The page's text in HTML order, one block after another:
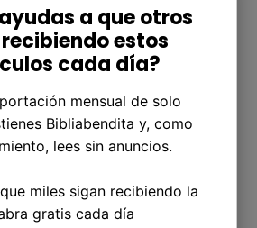
amigos sabios que nos
adecuada en momentos de
pueden ayudarnos a ver
perspectiva diferente y a
que no habíamos
a que otros
estos
cada día?
mensual de solo
Bibliabendita y, como
lees sin anuncios.
miles sigan recibiendo la
gratis cada día